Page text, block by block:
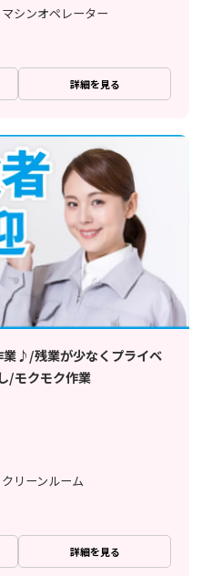
シンオペレーター
詳細を見る
業♪/残業が少なくプライベ
/モクモク作業
リーンルーム
詳細を見る